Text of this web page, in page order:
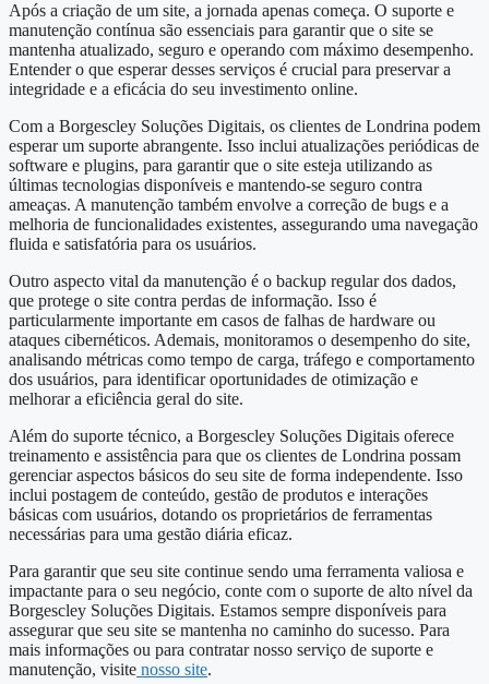
Após a criação de um site, a jornada apenas começa. O suporte e
manutenção contínua são essenciais para garantir que o site se
mantenha atualizado, seguro e operando com máximo desempenho.
Entender o que esperar desses serviços é crucial para preservar a
integridade e a eficácia do seu investimento online.
Com a Borgescley Soluções Digitais, os clientes de Londrina podem
esperar um suporte abrangente. Isso inclui atualizações periódicas de
software e plugins, para garantir que o site esteja utilizando as
últimas tecnologias disponíveis e mantendo-se seguro contra
ameaças. A manutenção também envolve a correção de bugs e a
melhoria de funcionalidades existentes, assegurando uma navegação
fluida e satisfatória para os usuários.
Outro aspecto vital da manutenção é o backup regular dos dados,
que protege o site contra perdas de informação. Isso é
particularmente importante em casos de falhas de hardware ou
ataques cibernéticos. Ademais, monitoramos o desempenho do site,
analisando métricas como tempo de carga, tráfego e comportamento
dos usuários, para identificar oportunidades de otimização e
melhorar a eficiência geral do site.
Além do suporte técnico, a Borgescley Soluções Digitais oferece
treinamento e assistência para que os clientes de Londrina possam
gerenciar aspectos básicos do seu site de forma independente. Isso
inclui postagem de conteúdo, gestão de produtos e interações
básicas com usuários, dotando os proprietários de ferramentas
necessárias para uma gestão diária eficaz.
Para garantir que seu site continue sendo uma ferramenta valiosa e
impactante para o seu negócio, conte com o suporte de alto nível da
Borgescley Soluções Digitais. Estamos sempre disponíveis para
assegurar que seu site se mantenha no caminho do sucesso. Para
mais informações ou para contratar nosso serviço de suporte e
manutenção, visite nosso site.